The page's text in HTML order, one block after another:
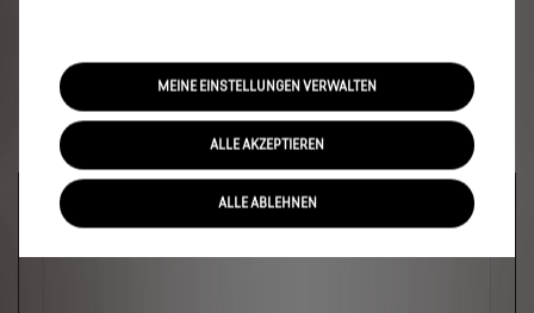
Welches Fahrzeug?
MEINE EINSTELLUNGEN VERWALTEN
ALLE AKZEPTIEREN
ALLE ABLEHNEN